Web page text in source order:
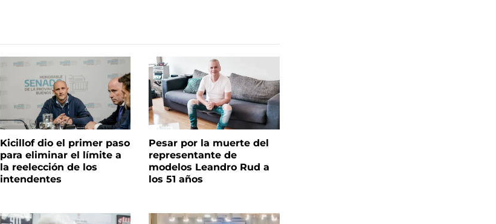
Kicillof dio el primer paso
para eliminar el límite a
la reelección de los
intendentes
Pesar por la muerte del
representante de
modelos Leandro Rud a
los 51 años